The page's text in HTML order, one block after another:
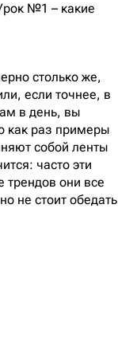
№1 – какие
столько же,
если точнее, в
в день, вы
как раз примеры
собой ленты
часто эти
они все
не стоит обедать